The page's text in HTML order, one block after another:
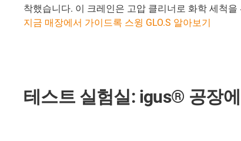
착했습니다. 이 크레인은 고압 클리너로 화학 세척
지금 매장에서 가이드록 스윙 GLO.S 알아보기
테스트 실험실: igus® 공장